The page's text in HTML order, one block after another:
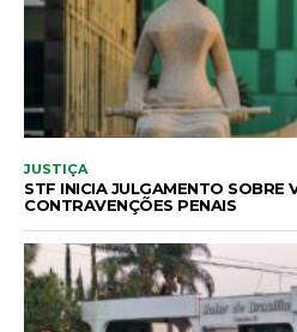
JUSTIÇA
STF INICIA JULGAMENTO SOBRE
CONTRAVENÇÕES PENAIS